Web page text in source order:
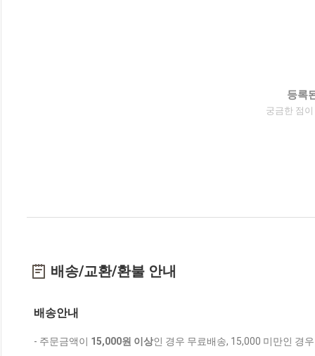
등록
궁금한 점
배송/교환/환불 안내
배송안내
- 주문금액이 15,000원 이상인 경우 무료배송, 15,000 미만인 경